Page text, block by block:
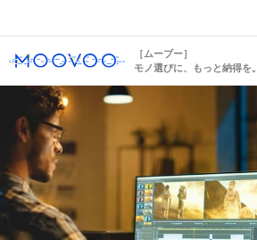
［ムーブー］
モノ選びに、もっと納得を。